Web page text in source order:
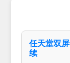
任天堂双
续